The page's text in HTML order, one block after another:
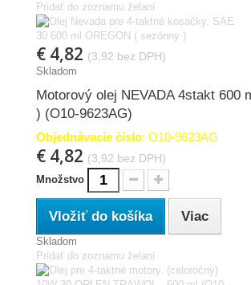
Pridať do zoznamu želaní
€ 4,82 (3,92 bez DPH)
Skladom
Motorový olej NEVADA 4stakt 600
) (O10-9623AG)
Objednávacie číslo: O10-9623AG
€ 4,82 (3,92 bez DPH)
Množstvo
Vložiť do košíka Viac
Skladom
Pridať do zoznamu želaní